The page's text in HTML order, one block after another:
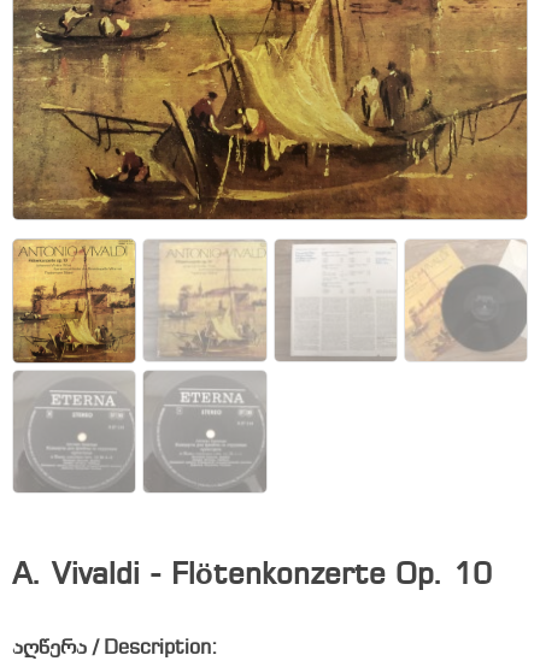
A. Vivaldi - Flötenkonzerte Op. 10
აღწერა / Description: